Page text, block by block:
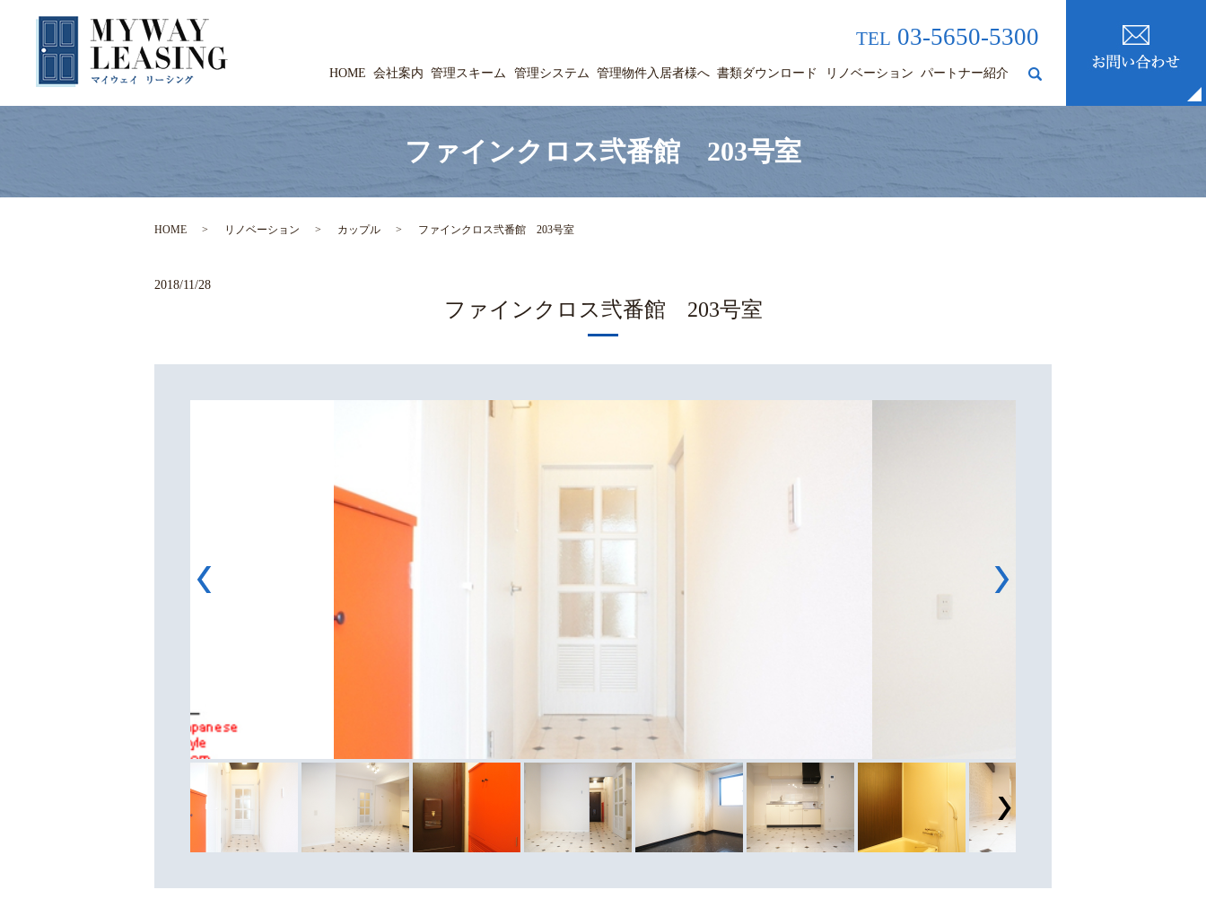
TEL 03-5650-5300
HOME 会社案内 管理スキーム 管理システム 管理物件入居者様へ 書類ダウンロード リノベーション パートナー紹介
ファインクロス弐番館 203号室
HOME リノベーション カップル ファインクロス弐番館 203号室
2018/11/28
ファインクロス弐番館 203号室